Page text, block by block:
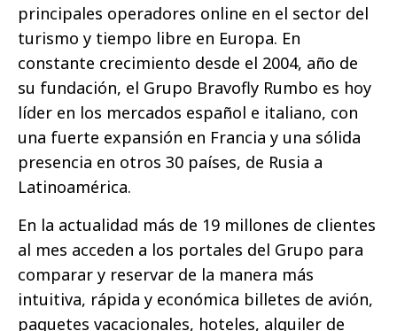
principales operadores online en el sector del
turismo y tiempo libre en Europa. En
constante crecimiento desde el 2004, año de
su fundación, el Grupo Bravofly Rumbo es hoy
líder en los mercados español e italiano, con
una fuerte expansión en Francia y una sólida
presencia en otros 30 países, de Rusia a
Latinoamérica.
En la actualidad más de 19 millones de clientes
al mes acceden a los portales del Grupo para
comparar y reservar de la manera más
intuitiva, rápida y económica billetes de avión,
paquetes vacacionales, hoteles, alquiler de